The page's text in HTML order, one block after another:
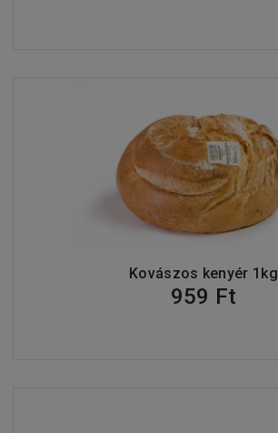
Kovászos kenyér 1kg
959 Ft